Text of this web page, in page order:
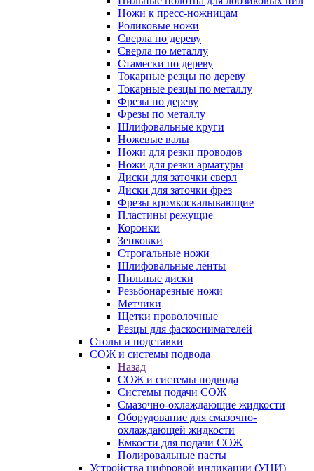
Ножи к пресс-ножницам
Роликовые ножи
Сверла по дереву
Сверла по металлу
Стамески по дереву
Токарные резцы по дереву
Токарные резцы по металлу
Фрезы по дереву
Фрезы по металлу
Шлифовальные круги
Ножевые валы
Ножи для резки проводов
Ножи для резки арматуры
Диски для заточки сверл
Диски для заточки фрез
Фрезы кромкоскалывающие
Пластины режущие
Коронки
Зенковки
Строгальные ножи
Шлифовальные ленты
Пильные диски
Резьбонарезные ножи
Метчики
Щетки проволочные
Резцы для фаскоснимателей
Столы и подставки
СОЖ и системы подвода
Назад
СОЖ и системы подвода
Системы подачи СОЖ
Смазочно-охлаждающие жидкости
Оборудование для смазочно-
охлаждающей жидкости
Емкости для подачи СОЖ
Полировальные пасты
Устройства цифровой индикации (УЦИ)